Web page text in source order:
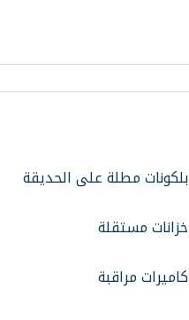
بلكونات مطلة على الحديقة
خزانات مستقلة
كاميرات مراقبة